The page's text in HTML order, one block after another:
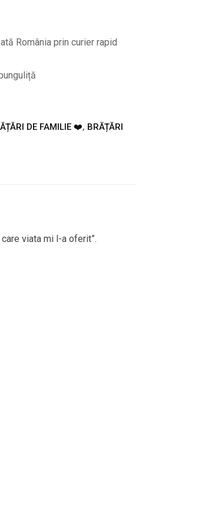
România prin curier rapid
DE FAMILIE ❤️, BRĂȚĂRI
viata mi l-a oferit”.